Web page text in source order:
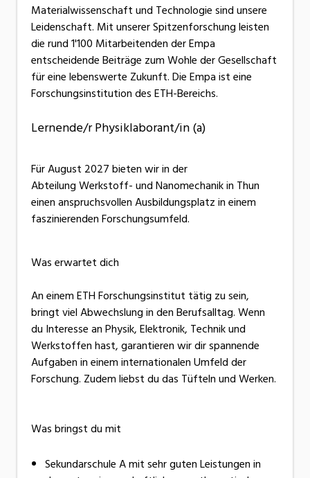
Materialwissenschaft und Technologie sind unsere
Leidenschaft. Mit unserer Spitzenforschung leisten
die rund 1'100 Mitarbeitenden der Empa
entscheidende Beiträge zum Wohle der Gesellschaft
für eine lebenswerte Zukunft. Die Empa ist eine
Forschungsinstitution des ETH-Bereichs.
Lernende/r Physiklaborant/in (a)
Für August 2027 bieten wir in der
Abteilung Werkstoff- und Nanomechanik in Thun
einen anspruchsvollen Ausbildungsplatz in einem
faszinierenden Forschungsumfeld.
Was erwartet dich
An einem ETH Forschungsinstitut tätig zu sein,
bringt viel Abwechslung in den Berufsalltag. Wenn
du Interesse an Physik, Elektronik, Technik und
Werkstoffen hast, garantieren wir dir spannende
Aufgaben in einem internationalen Umfeld der
Forschung. Zudem liebst du das Tüfteln und Werken.
Was bringst du mit
Sekundarschule A mit sehr guten Leistungen in